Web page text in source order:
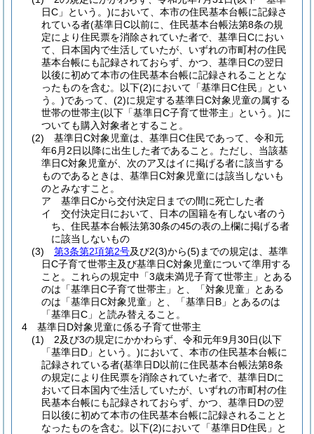
日C」という。)において、本市の住民基本台帳に記録さ
れている者(基準日C以前に、住民基本台帳法第8条の規
定により住民票を消除されていた者で、基準日Cにおい
て、日本国内で生活していたが、いずれの市町村の住民
基本台帳にも記録されておらず、かつ、基準日Cの翌日
以後に初めて本市の住民基本台帳に記録されることとな
ったものを含む。以下(2)において「基準日C住民」とい
う。)であって、(2)に規定する基準日C対象児童の属する
世帯の世帯主(以下「基準日C子育て世帯主」という。)に
ついても購入対象者とすること。
(2) 基準日C対象児童は、基準日C住民であって、令和元
年6月2日以降に出生した者であること。ただし、当該基
準日C対象児童が、次のア又はイに掲げる者に該当する
ものであるときは、基準日C対象児童には該当しないも
のとみなすこと。
ア 基準日Cから交付決定日までの間に死亡した者
イ 交付決定日において、日本の国籍を有しない者のう
ち、住民基本台帳法第30条の45の表の上欄に掲げる者
に該当しないもの
(3) 第3条第2項第2号及び2(3)から(5)までの規定は、基準
日C子育て世帯主及び基準日C対象児童について準用する
こと。これらの規定中「3歳未満児子育て世帯主」とある
のは「基準日C子育て世帯主」と、「対象児童」とある
のは「基準日C対象児童」と、「基準日B」とあるのは
「基準日C」と読み替えること。
4 基準日D対象児童に係る子育て世帯主
(1) 2及び3の規定にかかわらず、令和元年9月30日(以下
「基準日D」という。)において、本市の住民基本台帳に
記録されている者(基準日D以前に住民基本台帳法第8条
の規定により住民票を消除されていた者で、基準日Dに
おいて日本国内で生活していたが、いずれの市町村の住
民基本台帳にも記録されておらず、かつ、基準日Dの翌
日以後に初めて本市の住民基本台帳に記録されることと
なったものを含む。以下(2)において「基準日D住民」と